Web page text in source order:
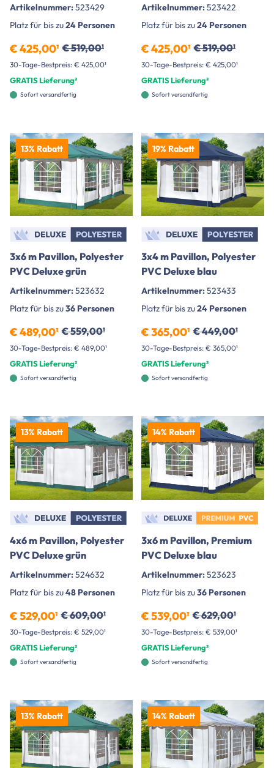
Artikelnummer:523429
Platz für bis zu24 Personen
€ 425,00¹ € 519,00¹
30-Tage-Bestpreis: € 425,00¹
GRATIS Lieferung²
Sofort versandfertig
Artikelnummer:523422
Platz für bis zu24 Personen
€ 425,00¹ € 519,00¹
30-Tage-Bestpreis: € 425,00¹
GRATIS Lieferung²
Sofort versandfertig
13% Rabatt
3x6 m Pavillon, Polyester
PVC Deluxe grün
Artikelnummer:523632
Platz für bis zu36 Personen
€ 489,00¹ € 559,00¹
30-Tage-Bestpreis: € 489,00¹
GRATIS Lieferung²
Sofort versandfertig
19% Rabatt
3x4 m Pavillon, Polyester
PVC Deluxe blau
Artikelnummer:523433
Platz für bis zu24 Personen
€ 365,00¹ € 449,00¹
30-Tage-Bestpreis: € 365,00¹
GRATIS Lieferung²
Sofort versandfertig
13% Rabatt
4x6 m Pavillon, Polyester
PVC Deluxe grün
Artikelnummer:524632
Platz für bis zu48 Personen
€ 529,00¹ € 609,00¹
30-Tage-Bestpreis: € 529,00¹
GRATIS Lieferung²
Sofort versandfertig
14% Rabatt
3x6 m Pavillon, Premium
PVC Deluxe blau
Artikelnummer:523623
Platz für bis zu36 Personen
€ 539,00¹ € 629,00¹
30-Tage-Bestpreis: € 539,00¹
GRATIS Lieferung²
Sofort versandfertig
13% Rabatt 14% Rabatt